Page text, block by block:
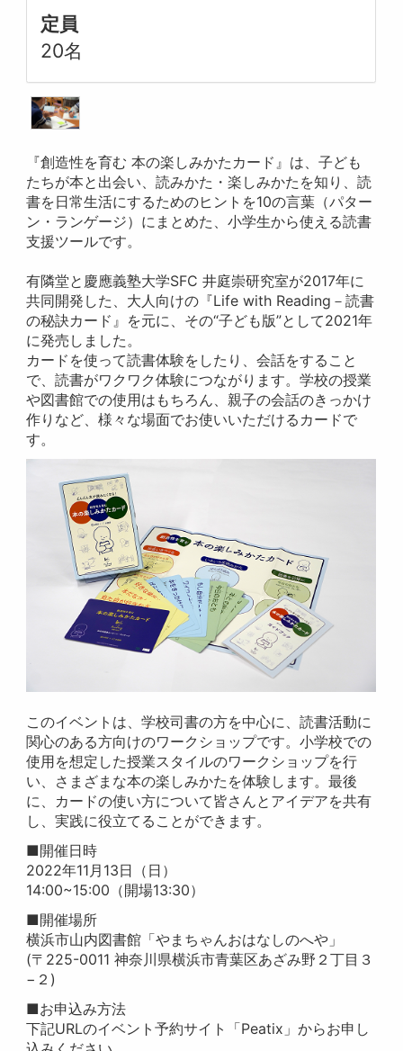
定員
20名
『創造性を育む 本の楽しみかたカード』は、子ども
たちが本と出会い、読みかた・楽しみかたを知り、読
書を日常生活にするためのヒントを10の言葉（パター
ン・ランゲージ）にまとめた、小学生から使える読書
支援ツールです。
有隣堂と慶應義塾大学SFC 井庭崇研究室が2017年に
共同開発した、大人向けの『Life with Reading－読書
の秘訣カード』を元に、その“子ども版”として2021年
に発売しました。
カードを使って読書体験をしたり、会話をすること
で、読書がワクワク体験につながります。学校の授業
や図書館での使用はもちろん、親子の会話のきっかけ
作りなど、様々な場面でお使いいただけるカードで
す。
このイベントは、学校司書の方を中心に、読書活動に
関心のある方向けのワークショップです。小学校での
使用を想定した授業スタイルのワークショップを行
い、さまざまな本の楽しみかたを体験します。最後
に、カードの使い方について皆さんとアイデアを共有
し、実践に役立てることができます。
■開催日時
2022年11月13日（日）
14:00~15:00（開場13:30）
■開催場所
横浜市山内図書館「やまちゃんおはなしのへや」
(〒225-0011 神奈川県横浜市青葉区あざみ野２丁目３
−２)
■お申込み方法
下記URLのイベント予約サイト「Peatix」からお申し